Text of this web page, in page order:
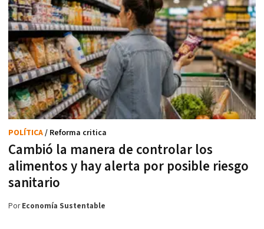
Cambió la manera de controlar los
alimentos y hay alerta por posible riesgo
sanitario
POLÍTICA/ Reforma critica
PorEconomía Sustentable